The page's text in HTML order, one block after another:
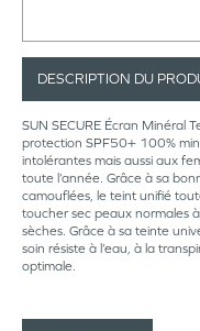
DESCRIPTION DU
SUN SECURE Écran Minéral
protection SPF50+ 100%
intolérantes mais aussi aux
toute l’année. Grâce à sa
camouflées, le teint unifié
toucher sec peaux normales
sèches. Grâce à sa teinte
soin résiste à l’eau, à la
optimale.